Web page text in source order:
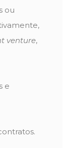
ou
venture,
e